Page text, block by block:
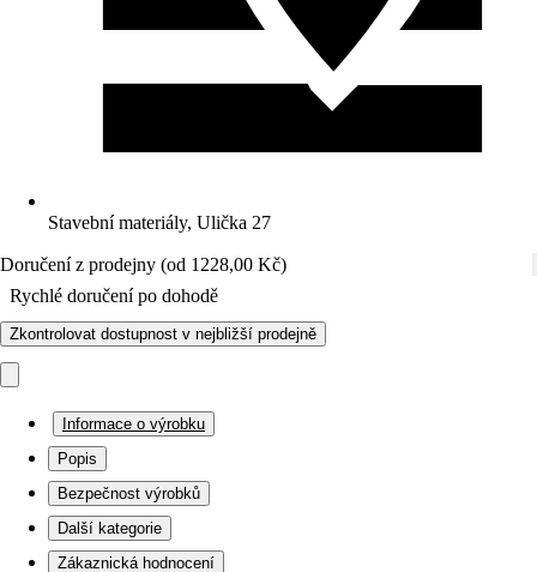
Stavební materiály, Ulička 27
Doručení z prodejny (od 1228,00 Kč)
Rychlé doručení po dohodě
Zkontrolovat dostupnost v nejbližší prodejně
Informace o výrobku
Popis
Bezpečnost výrobků
Další kategorie
Zákaznická hodnocení